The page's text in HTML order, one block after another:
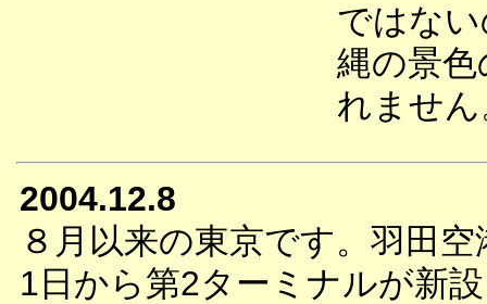
ではな
縄の景
れませ
2004.12.8
８月以来の東京です。羽田
1日から第2ターミナルが新